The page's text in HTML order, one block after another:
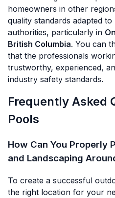
homeowners in other
quality standards adapted
authorities, particularly in
British Columbia. You can
that the professionals
trustworthy, experienced,
industry safety standards.
Frequently Asked
Pools
How Can You Properly
and Landscaping
To create a successful
the right location for your